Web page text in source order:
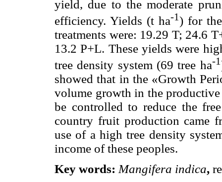
yield, due to the moderate
efficiency. Yields (t ha-1) for
treatments were: 19.29 T; 24.6
13.2 P+L. These yields were
tree density system (69 tree ha-1
showed that in the «Growth
volume growth in the
be controlled to reduce the
country fruit production came
use of a high tree density
income of these peoples.
Key words: Mangifera indica,